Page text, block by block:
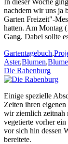
nachdem wir uns ja
Garten Freizeit"-
hatten. Am Montag
Gang. Dabei sollte
Kategorien
Gartentagebuch,
Aster,Blumen,
Die Rabenburg
Einige spezielle
Zeiten ihren
wir ziemlich zeitnah
vegetierte vorher
vor sich hin dessen
bereitete.